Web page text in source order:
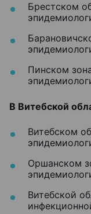
Брестском
Пинском
В Витебской
Витебском
Оршанском
Витебской